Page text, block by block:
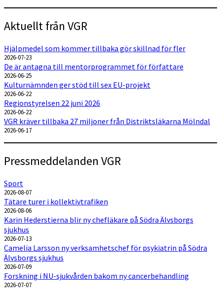
Aktuellt från VGR
Hjälpmedel som kommer tillbaka gör skillnad för fler
2026-07-23
De är antagna till mentorprogrammet för författare
2026-06-25
Kulturnämnden ger stöd till sex EU-projekt
2026-06-22
Regionstyrelsen 22 juni 2026
2026-06-22
VGR kräver tillbaka 27 miljoner från Distriktsläkarna Mölndal
2026-06-17
Pressmeddelanden VGR
Sport
2026-08-07
Tätare turer i kollektivtrafiken
2026-08-06
Karin Hederstierna blir ny chefläkare på Södra Älvsborgs
sjukhus
2026-07-13
Camelia Larsson ny verksamhetschef för psykiatrin på Södra
Älvsborgs sjukhus
2026-07-09
Forskning i NU-sjukvården bakom ny cancerbehandling
2026-07-07